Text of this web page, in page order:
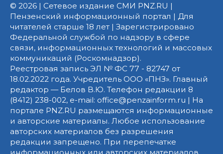
© 2026 | Сетевое издание СМИ PNZ.RU |
Пензенский информационный портал | Для
читателей старше 18 лет | Зарегистрировано
Федеральной службой по надзору в сфере
связи, информационных технологий и массовых
коммуникаций (Роскомнадзор).
Реестровая запись ЭЛ № ФС 77 - 82747 от
18.02.2022 года. Учредитель ООО «ПНЗ». Главный
редактор — Белов В.Ю. Телефон редакции 8
(8412) 238-002, e-mail: office@penzainform.ru | На
портале PNZ.RU размещаются информационные
и авторские материалы. Любое использование
авторских материалов без разрешения
редакции запрещено. При перепечатке
информационных или авторских материалов